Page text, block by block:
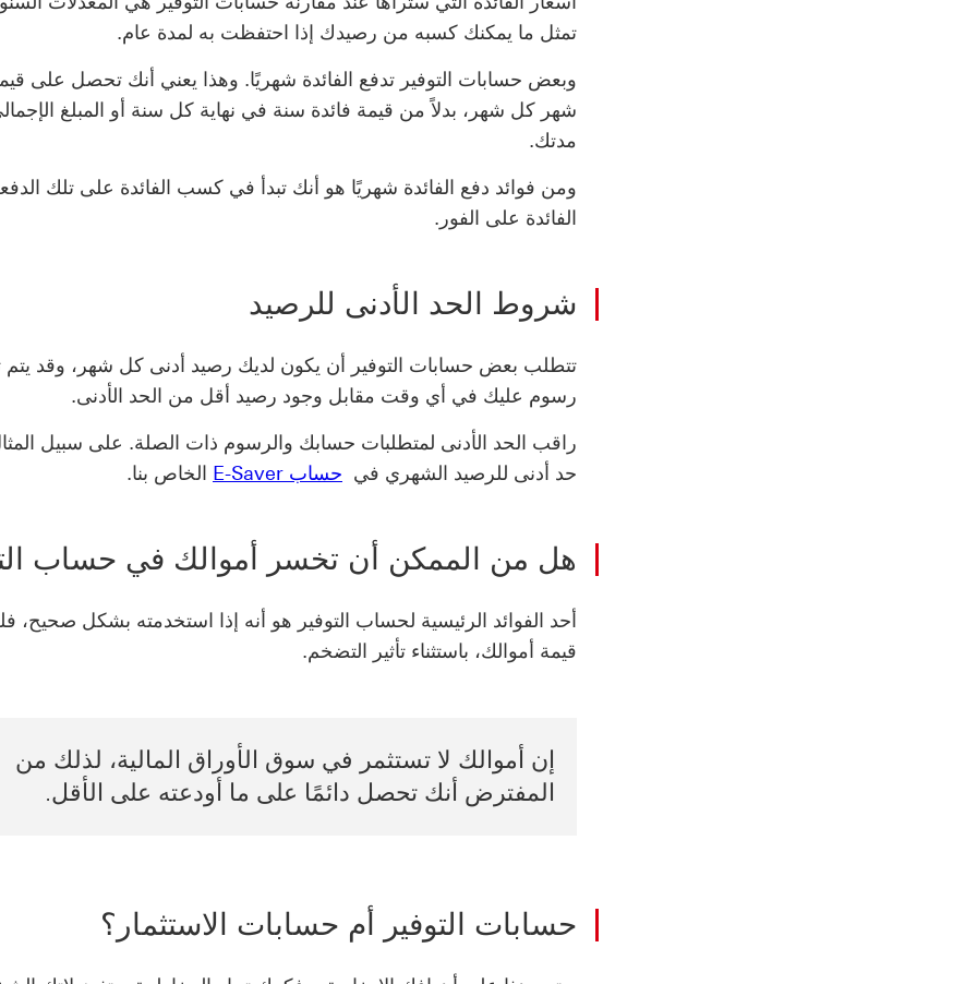
تمثل ما يمكنك كسبه من رصيدك إذا احتفظت به لمدة عام.
وبعض حسابات التوفير تدفع الفائدة شهريًا. وهذا يعني أنك تحصل على
شهر كل شهر، بدلاً من قيمة فائدة سنة في نهاية كل سنة أو المبلغ
مدتك.
ومن فوائد دفع الفائدة شهريًا هو أنك تبدأ في كسب الفائدة على تلك
الفائدة على الفور.
شروط الحد الأدنى للرصيد
تتطلب بعض حسابات التوفير أن يكون لديك رصيد أدنى كل شهر، وقد
رسوم عليك في أي وقت مقابل وجود رصيد أقل من الحد الأدنى.
راقب الحد الأدنى لمتطلبات حسابك والرسوم ذات الصلة. على سبيل
حد أدنى للرصيد الشهري في حساب E-Saver الخاص بنا.
هل من الممكن أن تخسر أموالك في حساب
أحد الفوائد الرئيسية لحساب التوفير هو أنه إذا استخدمته بشكل صحيح،
قيمة أموالك، باستثناء تأثير التضخم.
إن أموالك لا تستثمر في سوق الأوراق المالية، لذلك من
المفترض أنك تحصل دائمًا على ما أودعته على الأقل.
حسابات التوفير أم حسابات الاستثمار؟